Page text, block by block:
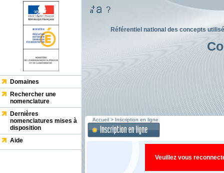
Domaines
Rechercher une
nomenclature
Dernières
nomenclatures mises à
disposition
Aide
Référentiel national des concepts
Accueil > Inscription en ligne
Veuillez vous